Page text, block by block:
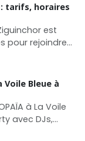
tarifs, horaires
est
pour rejoindre
ferry Aline
Voile Bleue à
à La Voile
avec DJs,
Côte.